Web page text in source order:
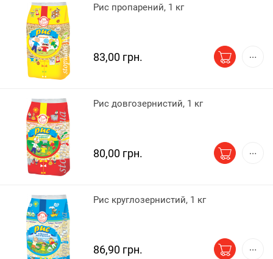
Рис пропарений, 1 кг
83,00 грн.
Рис довгозернистий, 1 кг
80,00 грн.
Рис круглозернистий, 1 кг
86,90 грн.